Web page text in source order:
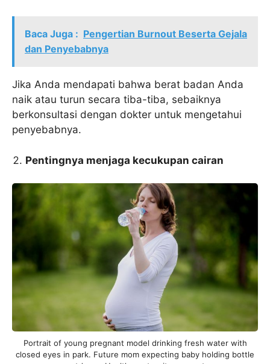
Baca Juga : Pengertian Burnout Beserta Gejala
dan Penyebabnya
Jika Anda mendapati bahwa berat badan Anda
naik atau turun secara tiba-tiba, sebaiknya
berkonsultasi dengan dokter untuk mengetahui
penyebabnya.
Pentingnya menjaga kecukupan cairan
Portrait of young pregnant model drinking fresh water with
closed eyes in park. Future mom expecting baby holding bottle